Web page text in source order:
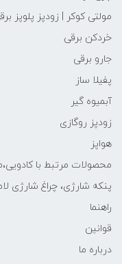
مولتی کوکر | زودپز پلوپز
خردکن برقی
جارو برقی
پفیلا ساز
آبمیوه گیر
زودپز روگازی
هواپز
محصولات مرتبط با
پنکه شارژی، چراغ شارژی
راهنما
قوانین
درباره ما